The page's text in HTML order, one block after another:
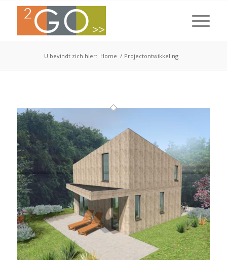
U bevindt zich hier: Home / Projectontwikkeling